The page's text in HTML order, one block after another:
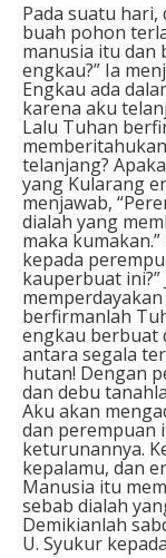
Pada suatu hari,
buah pohon
manusia itu dan
engkau?” Ia
Engkau ada
karena aku
Lalu Tuhan
telanjang?
yang Kularang
menjawab,
dialah yang
maka
kepada
kauperbuat
berfirmanlah
engkau berbuat
antara segala
hutan! Dengan
dan debu
Aku akan
dan perempuan
keturunannya.
kepalamu, dan
Manusia itu
sebab dialah
Demikianlah
U. Syukur